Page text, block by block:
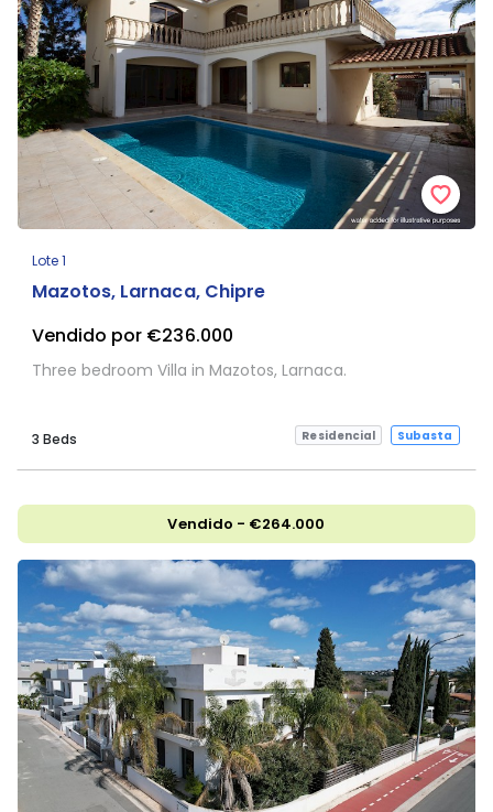
Lote 1
Mazotos, Larnaca, Chipre
Vendido por €236.000
Three bedroom Villa in Mazotos, Larnaca.
3 Beds Residencial Subasta
Vendido - €264.000